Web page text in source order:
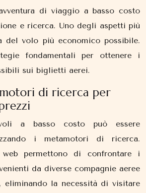
di viaggio a basso costo
e ricerca. Uno degli aspetti più
volo più economico possibile.
fondamentali per ottenere i
sui biglietti aerei.
di ricerca per
a basso costo può essere
i metamotori di ricerca.
web permettono di confrontare i
da diverse compagnie aeree
eliminando la necessità di visitare